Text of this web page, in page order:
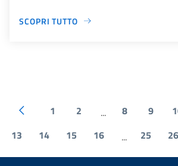
SCOPRI TUTTO
1 2 ... 8 9
13
14 15 16 ... 25 26